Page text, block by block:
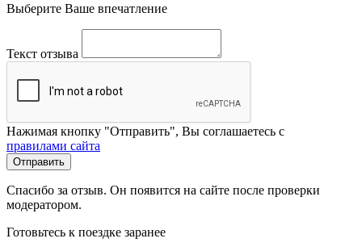
Выберите Ваше впечатление
Текст отзыва
Нажимая кнопку "Отправить", Вы соглашаетесь с
правилами сайта
Отправить
Спасибо за отзыв. Он появится на сайте после проверки
модератором.
Готовьтесь к поездке заранее